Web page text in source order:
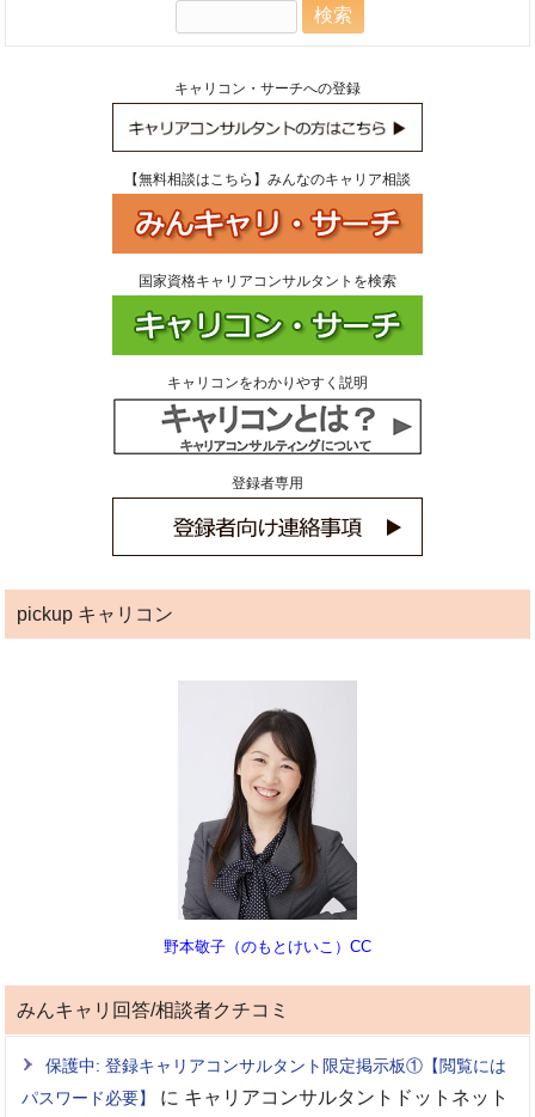
キャリコン・サーチへの登録
【無料相談はこちら】みんなのキャリア相談
国家資格キャリアコンサルタントを検索
キャリコンをわかりやすく説明
登録者専用
pickup キャリコン
野本敬子（のもとけいこ）CC
みんキャリ回答/相談者クチコミ
保護中: 登録キャリアコンサルタント限定掲示板①【閲覧には
パスワード必要】
に キャリアコンサルタントドットネット